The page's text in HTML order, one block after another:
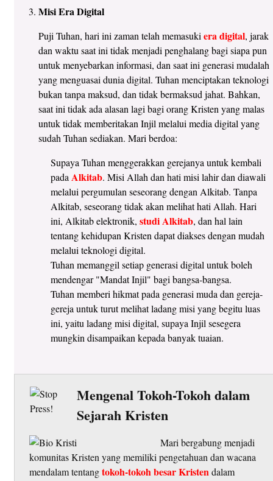
Misi Era Digital
Puji Tuhan, hari ini zaman telah memasukiera digital, jarak
dan waktu saat ini tidak menjadi penghalang bagi siapa pun
untuk menyebarkan informasi, dan saat ini generasi mudalah
yang menguasai dunia digital. Tuhan menciptakan teknologi
bukan tanpa maksud, dan tidak bermaksud jahat. Bahkan,
saat ini tidak ada alasan lagi bagi orang Kristen yang malas
untuk tidak memberitakan Injil melalui media digital yang
sudah Tuhan sediakan. Mari berdoa:
Supaya Tuhan menggerakkan gerejanya untuk kembali
pada Alkitab. Misi Allah dan hati misi lahir dan diawali
melalui pergumulan seseorang dengan Alkitab. Tanpa
Alkitab, seseorang tidak akan melihat hati Allah. Hari
ini, Alkitab elektronik,studi Alkitab, dan hal lain
tentang kehidupan Kristen dapat diakses dengan mudah
melalui teknologi digital.
Tuhan memanggil setiap generasi digital untuk boleh
mendengar "Mandat Injil" bagi bangsa-bangsa.
Tuhan memberi hikmat pada generasi muda dan gereja-
gereja untuk turut melihat ladang misi yang begitu luas
ini, yaitu ladang misi digital, supaya Injil sesegera
mungkin disampaikan kepada banyak tuaian.
Mengenal Tokoh-Tokoh dalam
Sejarah Kristen
Mari bergabung menjadi
komunitas Kristen yang memiliki pengetahuan dan wacana
mendalam tentangtokoh-tokoh besar Kristendalam